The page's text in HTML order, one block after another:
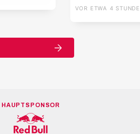
VOR ETWA 4
HAUPTSPONSOR